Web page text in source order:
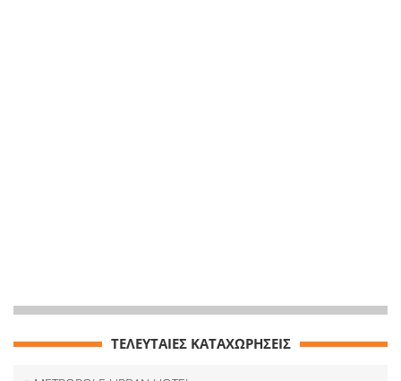
ΤΕΛΕΥΤΑΙΕΣ ΚΑΤΑΧΩΡΗΣΕΙΣ